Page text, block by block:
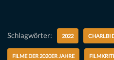
Schlagwörter: 2022 CHARLBI
FILME DER 2020ER JAHRE